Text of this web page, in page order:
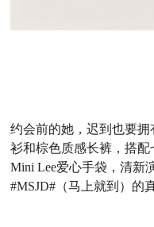
约会前的她，迟到也要
衫和棕色质感长裤，搭
Mini Lee爱心手袋，清新
#MSJD# （马上就到）的